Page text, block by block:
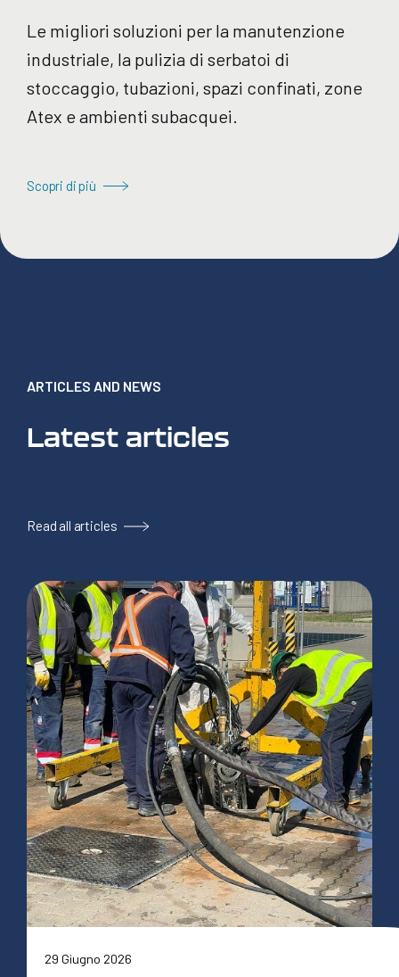
Le migliori soluzioni per la manutenzione
industriale, la pulizia di serbatoi di
stoccaggio, tubazioni, spazi confinati, zone
Atex e ambienti subacquei.
Scopri di più
ARTICLES AND NEWS
Latest articles
Read all articles
29 Giugno 2026